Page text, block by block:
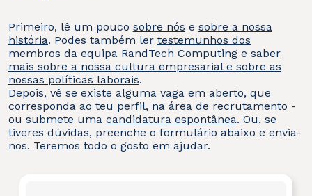
Primeiro, lê um pouco sobre nós e sobre a nossa
história. Podes também ler testemunhos dos
membros da equipa RandTech Computinge saber
mais sobre a nossa cultura empresarial e sobre as
nossas políticas laborais.
Depois, vê se existe alguma vaga em aberto, que
corresponda ao teu perfil, na área de recrutamento -
ou submete uma candidatura espontânea. Ou, se
tiveres dúvidas, preenche o formulário abaixo e envia-
nos. Teremos todo o gosto em ajudar.